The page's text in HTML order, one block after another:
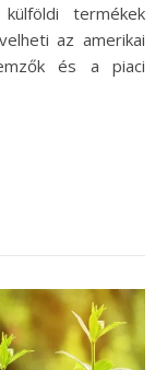
termékek
az amerikai
és a piaci